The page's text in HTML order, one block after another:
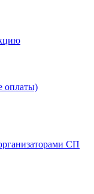
оплаты)
СП